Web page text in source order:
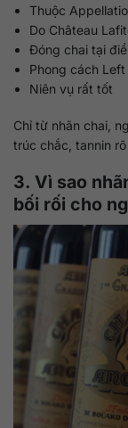
Thuộc
Do Château
Đóng chai tại
Phong cách
Niên vụ rất tốt
Chỉ từ nhãn chai,
trúc chắc, tannin
3. Vì sao
bối rối cho